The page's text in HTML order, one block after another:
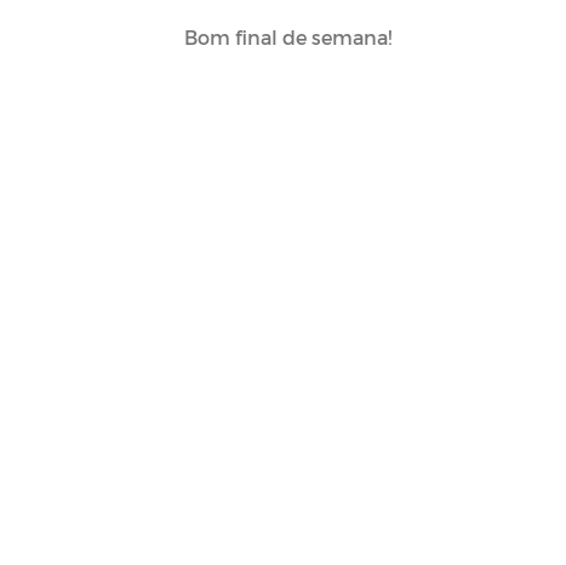
Bom final de semana!